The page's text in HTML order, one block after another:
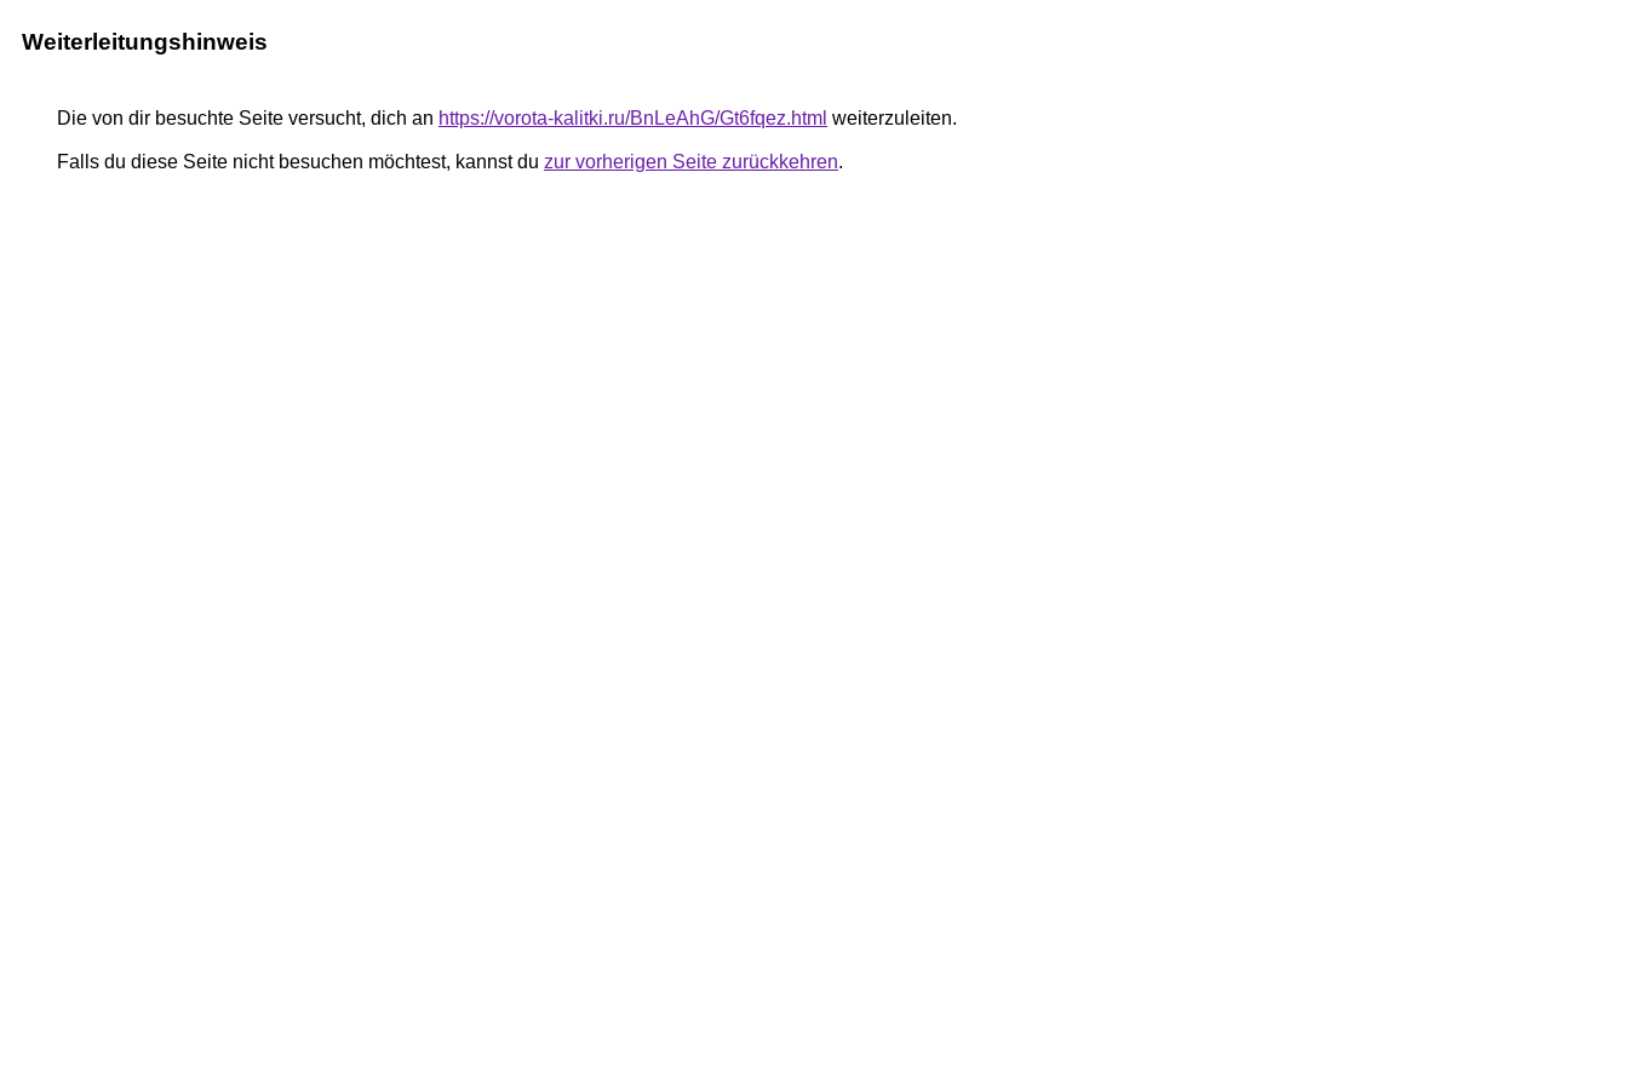
Weiterleitungshinweis
Die von dir besuchte Seite versucht, dich an https://vorota-kalitki.ru/BnLeAhG/Gt6fqez.html weiterzuleiten.
Falls du diese Seite nicht besuchen möchtest, kannst du zur vorherigen Seite zurückkehren.